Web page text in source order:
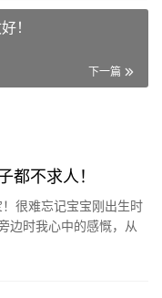
！
下一篇
不求人！
很难忘记宝宝刚出生时
边时我心中的感慨，从